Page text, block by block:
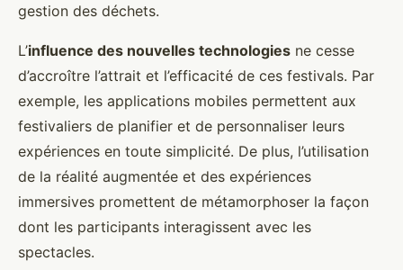
gestion des déchets.
L’influence des nouvelles technologies ne cesse
d’accroître l’attrait et l’efficacité de ces festivals. Par
exemple, les applications mobiles permettent aux
festivaliers de planifier et de personnaliser leurs
expériences en toute simplicité. De plus, l’utilisation
de la réalité augmentée et des expériences
immersives promettent de métamorphoser la façon
dont les participants interagissent avec les
spectacles.